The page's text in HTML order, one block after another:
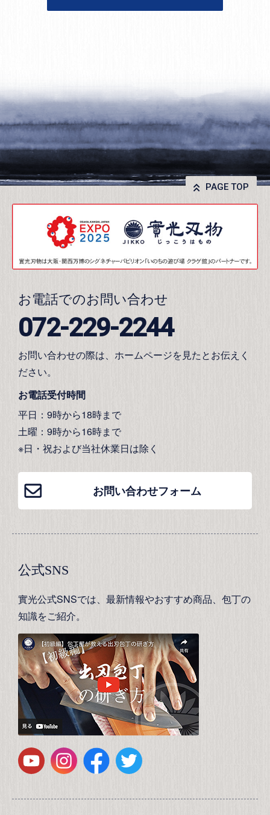
PAGE TOP
お電話でのお問い合わせ
072-229-2244
お問い合わせの際は、ホームページを見たとお伝えく
ださい。
お電話受付時間
平日：9時から18時まで
土曜：9時から16時まで
※日・祝および当社休業日は除く
お問い合わせフォーム
公式SNS
實光公式SNSでは、最新情報やおすすめ商品、包丁の
知識をご紹介。